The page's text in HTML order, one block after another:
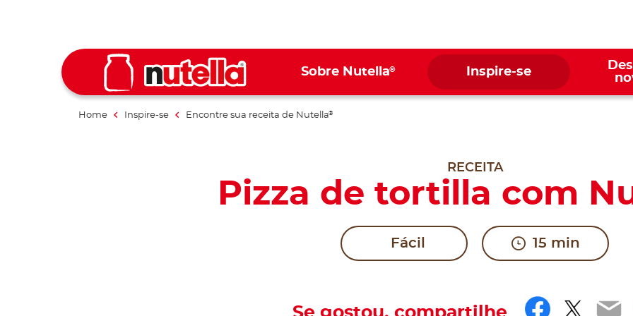
Sobre Nutella® Inspire-se
Home Inspire-se Encontre sua receita de Nutella®
RECEITA
Pizza de tortilla com
Fácil 15 min